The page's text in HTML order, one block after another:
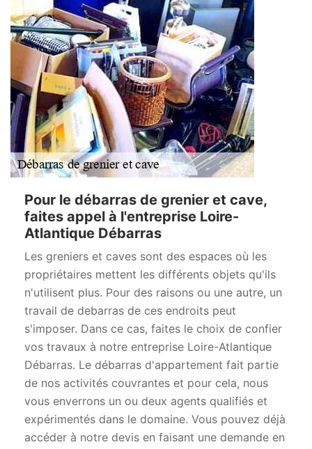
Pour le débarras de grenier et cave,
faites appel à l'entreprise Loire-
Atlantique Débarras
Les greniers et caves sont des espaces où les
propriétaires mettent les différents objets qu'ils
n'utilisent plus. Pour des raisons ou une autre, un
travail de debarras de ces endroits peut
s'imposer. Dans ce cas, faites le choix de confier
vos travaux à notre entreprise Loire-Atlantique
Débarras. Le débarras d'appartement fait partie
de nos activités couvrantes et pour cela, nous
vous enverrons un ou deux agents qualifiés et
expérimentés dans le domaine. Vous pouvez déjà
accéder à notre devis en faisant une demande en